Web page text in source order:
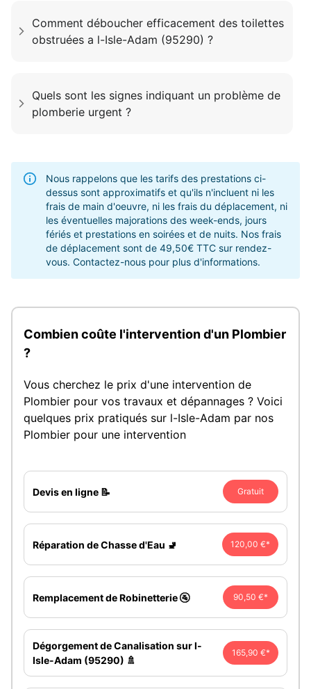
Comment déboucher efficacement des toilettes
obstruées a l-Isle-Adam (95290) ?
Quels sont les signes indiquant un problème de
plomberie urgent ?
Nous rappelons que les tarifs des prestations ci-
dessus sont approximatifs et qu'ils n'incluent ni les
frais de main d'oeuvre, ni les frais du déplacement, ni
les éventuelles majorations des week-ends, jours
fériés et prestations en soirées et de nuits. Nos frais
de déplacement sont de 49,50€ TTC sur rendez-
vous. Contactez-nous pour plus d'informations.
Combien coûte l'intervention d'un Plombier
?
Vous cherchez le prix d'une intervention de
Plombier pour vos travaux et dépannages ? Voici
quelques prix pratiqués sur l-Isle-Adam par nos
Plombier pour une intervention
Devis en ligne 📝 Gratuit
Réparation de Chasse d'Eau 🚽 120,00 €*
Remplacement de Robinetterie 🚰 90,50 €*
Dégorgement de Canalisation sur l-
Isle-Adam (95290) 🚿
165,90 €*